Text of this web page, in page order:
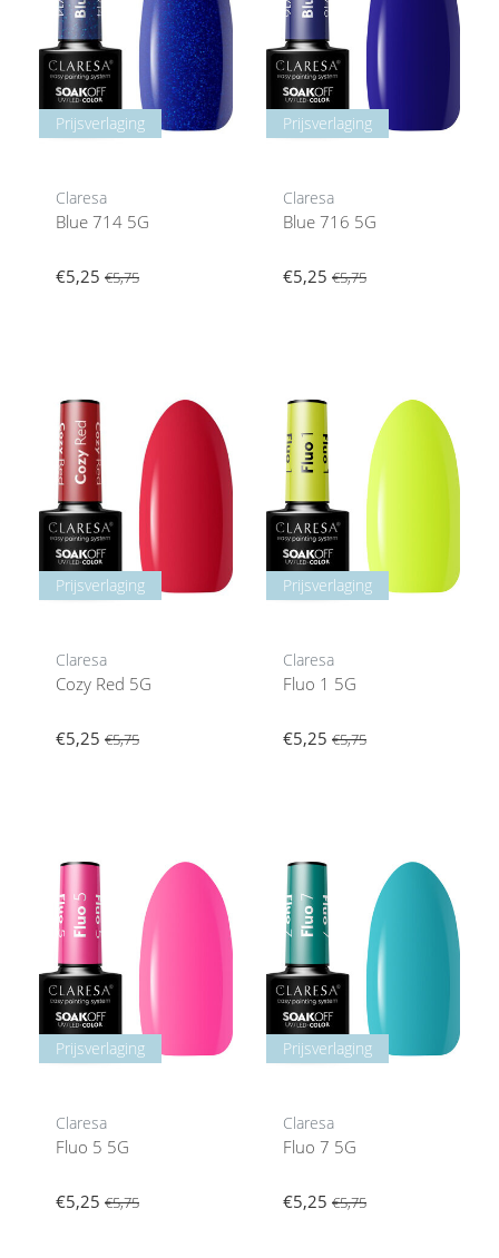
Prijsverlaging
Claresa
Blue 714 5G
€5,25 €5,75
Prijsverlaging
Claresa
Blue 716 5G
€5,25 €5,75
Prijsverlaging
Claresa
Cozy Red 5G
€5,25 €5,75
Prijsverlaging
Claresa
Fluo 1 5G
€5,25 €5,75
Prijsverlaging
Claresa
Fluo 5 5G
€5,25 €5,75
Prijsverlaging
Claresa
Fluo 7 5G
€5,25 €5,75